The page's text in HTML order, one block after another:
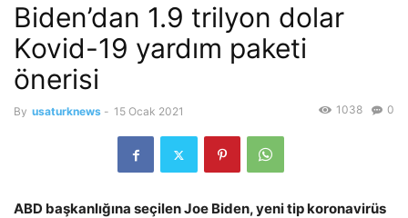
Biden’dan 1.9 trilyon dolar
Kovid-19 yardım paketi
önerisi
By usaturknews - 15 Ocak 2021 0
1038
ABD başkanlığına seçilen Joe Biden, yeni tip koronavirüs